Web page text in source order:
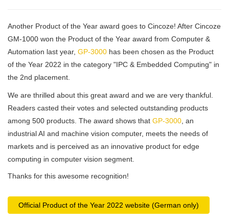
Another Product of the Year award goes to Cincoze! After Cincoze
GM-1000 won the Product of the Year award from Computer &
Automation last year, GP-3000 has been chosen as the Product
of the Year 2022 in the category "IPC & Embedded Computing" in
the 2nd placement.
We are thrilled about this great award and we are very thankful.
Readers casted their votes and selected outstanding products
among 500 products. The award shows that GP-3000 , an
industrial AI and machine vision computer, meets the needs of
markets and is perceived as an innovative product for edge
computing in computer vision segment.
Thanks for this awesome recognition!
Official Product of the Year 2022 website (German only)